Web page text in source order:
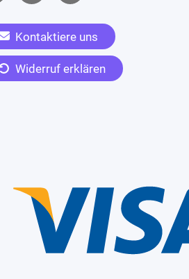
Kontaktiere uns
Widerruf erklären